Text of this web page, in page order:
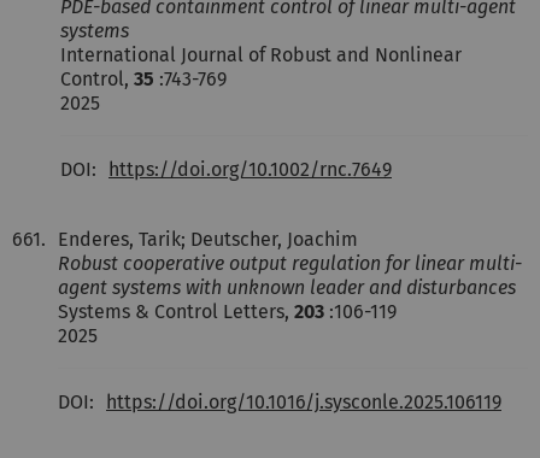
PDE-based containment control of linear multi-agent
systems
International Journal of Robust and Nonlinear
Control, 35 :743-769
2025
DOI: https://doi.org/10.1002/rnc.7649
661.
Enderes, Tarik; Deutscher, Joachim
Robust cooperative output regulation for linear multi-
agent systems with unknown leader and disturbances
Systems & Control Letters, 203 :106-119
2025
DOI: https://doi.org/10.1016/j.sysconle.2025.106119